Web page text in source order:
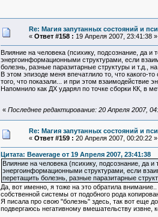
Re: Магия запутанных состояний и
« Ответ #158 : 19 Апреля 2007, 23:41:38 »
Влияние на человека (психику, подсознание, да и
энергоинформационными структурами, если
болезнь, разные паразитарные структуры и т.д.,
В этом эпизоде меня впечатлило то, что какого-
того, что показали... и при этом взаимодействие
Напомнило как ДХ ударял по точке сборки КК, в
« Последнее редактирование: 20 Апреля 2007,
Re: Магия запутанных состояний и
« Ответ #159 : 20 Апреля 2007, 00:20:22 »
Цитата: Beaverage от 19 Апреля 2007, 23:41:38
Влияние на человека (психику, подсознание, да
энергоинформационными структурами, если
перетащить болезнь, разные паразитарные
Да, вот именно, я тоже на это обратила
собственной системы от подобного рода
Я писала про свою "болезнь" здесь, так вот еще
подвергаюсь негативному вмешательству извне,